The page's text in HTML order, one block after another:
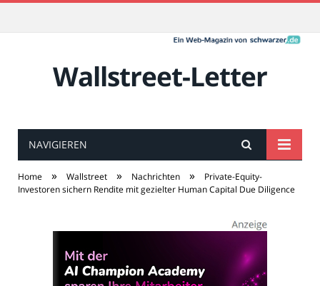
Wallstreet-Letter
NAVIGIEREN
Home » Wallstreet » Nachrichten »
Private-Equity-
Investoren sichern Rendite mit gezielter Human Capital Due Diligence